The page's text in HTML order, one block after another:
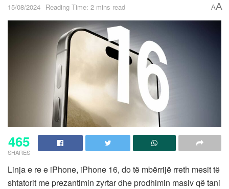
15/08/2024 Reading Time: 2 mins read AA
465
SHARES
Linja e re e iPhone, iPhone 16, do të mbërrijë rreth mesit të
shtatorit me prezantimin zyrtar dhe prodhimin masiv që tani